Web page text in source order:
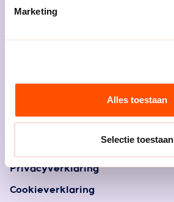
Marketing
Alles toestaan
Selectie toestaan
Meldpunt veilige sport NHV
Onze commissies en werkgroepen
Ereleden en leden van verdienste
Vacatures
Privacyverklaring
Cookieverklaring